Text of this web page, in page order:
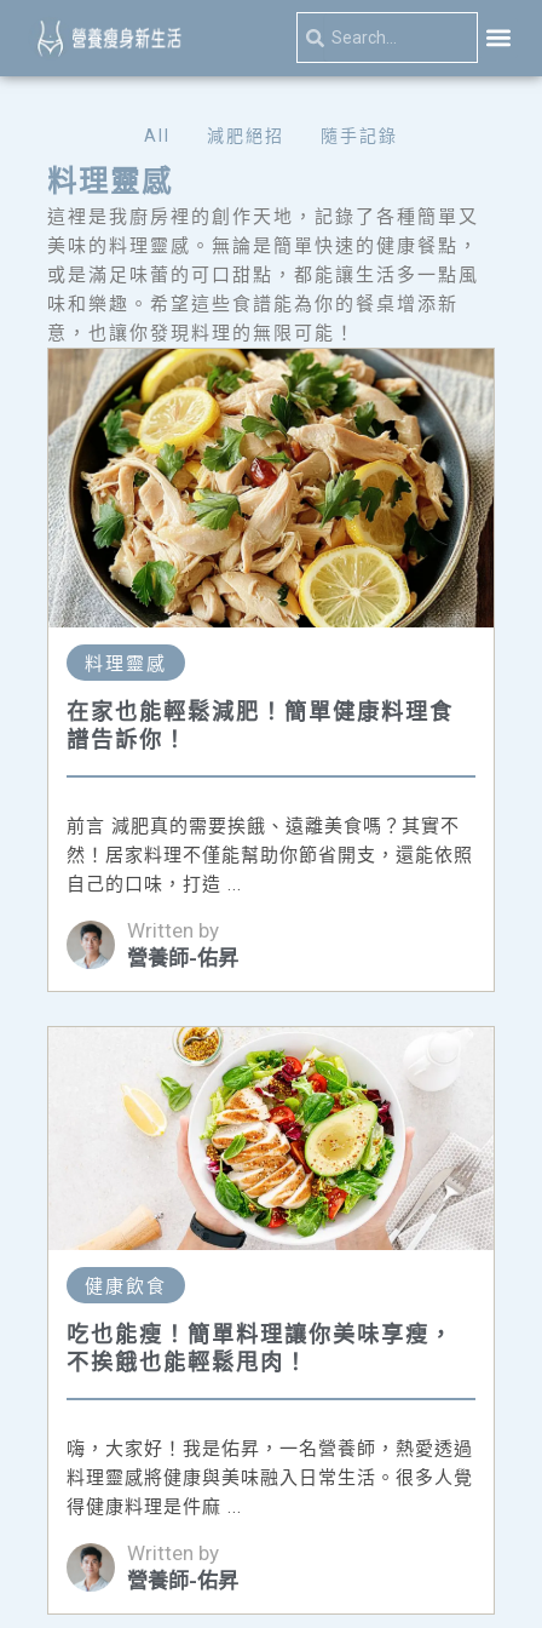
主
Search
All 減肥絕招 隨手記錄
料理靈感
這裡是我廚房裡的創作天地，記錄了各種簡單又
美味的料理靈感。無論是簡單快速的健康餐點，
或是滿足味蕾的可口甜點，都能讓生活多一點風
味和樂趣。希望這些食譜能為你的餐桌增添新
意，也讓你發現料理的無限可能！
料理靈感
在家也能輕鬆減肥！簡單健康料理食
譜告訴你！
前言 減肥真的需要挨餓、遠離美食嗎？其實不
然！居家料理不僅能幫助你節省開支，還能依照
自己的口味，打造 ...
Written by
營養師-佑昇
健康飲食
吃也能瘦！簡單料理讓你美味享瘦，
不挨餓也能輕鬆甩肉！
嗨，大家好！我是佑昇，一名營養師，熱愛透過
料理靈感將健康與美味融入日常生活。很多人覺
得健康料理是件麻 ...
Written by
營養師-佑昇